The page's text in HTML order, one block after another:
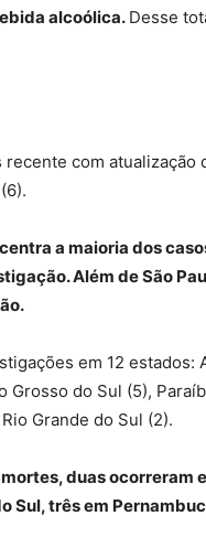
alcoólica. Desse
recente com
a maioria dos
Além de São
em 12 estados:
Grosso do Sul (5),
Grande do Sul (2).
duas ocorreram
Sul, três em